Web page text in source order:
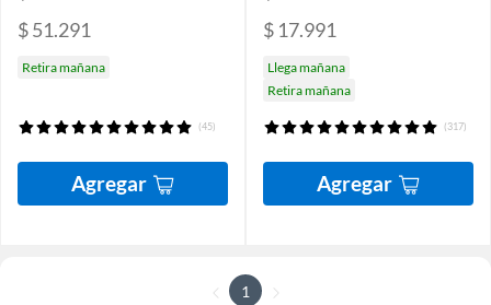
$ 51.291
Retira mañana
(45)
Agregar
$ 17.991
Llega mañana
Retira mañana
(317)
Agregar
1